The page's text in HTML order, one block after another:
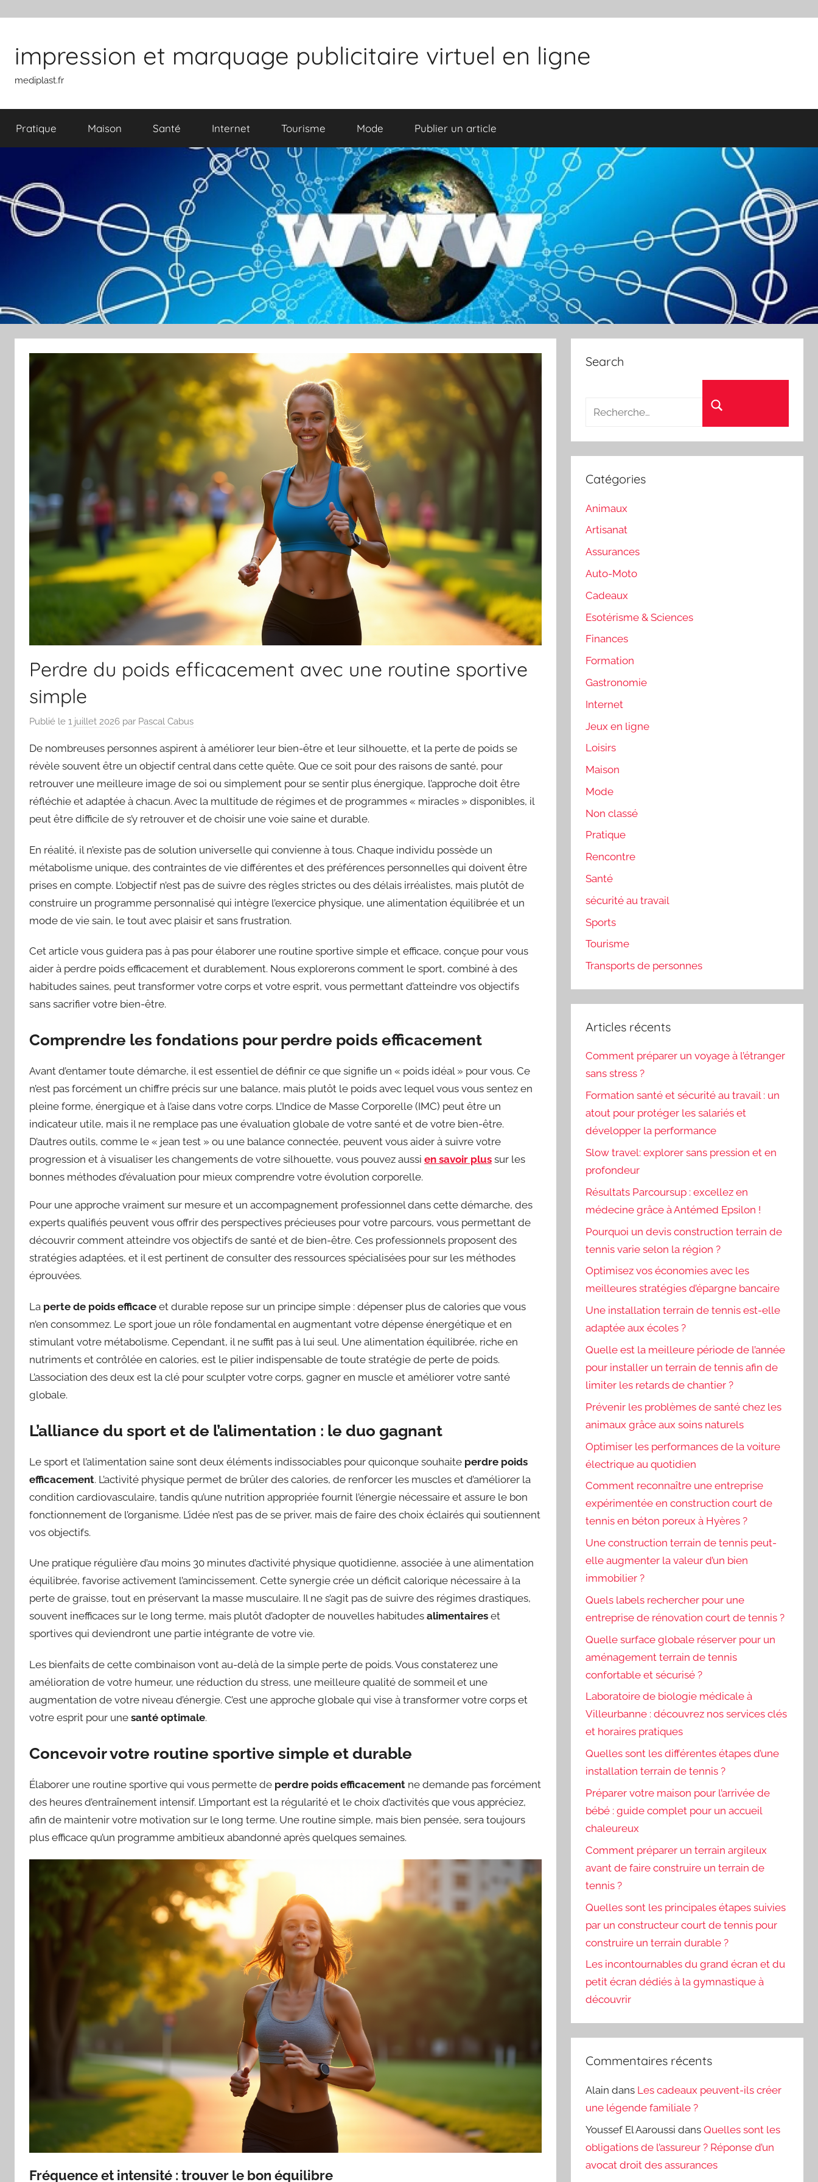
impression et marquage publicitaire virtuel en ligne
mediplast.fr
Pratique Maison Santé Internet Tourisme Mode Publier un article
Perdre du poids efficacement avec une routine sportive
simple
Publié le 1 juillet 2026 par Pascal Cabus
De nombreuses personnes aspirent à améliorer leur bien-être et leur silhouette, et la perte de poids se
révèle souvent être un objectif central dans cette quête. Que ce soit pour des raisons de santé, pour
retrouver une meilleure image de soi ou simplement pour se sentir plus énergique, l’approche doit être
réfléchie et adaptée à chacun. Avec la multitude de régimes et de programmes « miracles » disponibles, il
peut être difficile de s’y retrouver et de choisir une voie saine et durable.
En réalité, il n’existe pas de solution universelle qui convienne à tous. Chaque individu possède un
métabolisme unique, des contraintes de vie différentes et des préférences personnelles qui doivent être
prises en compte. L’objectif n’est pas de suivre des règles strictes ou des délais irréalistes, mais plutôt de
construire un programme personnalisé qui intègre l’exercice physique, une alimentation équilibrée et un
mode de vie sain, le tout avec plaisir et sans frustration.
Cet article vous guidera pas à pas pour élaborer une routine sportive simple et efficace, conçue pour vous
aider à perdre poids efficacement et durablement. Nous explorerons comment le sport, combiné à des
habitudes saines, peut transformer votre corps et votre esprit, vous permettant d’atteindre vos objectifs
sans sacrifier votre bien-être.
Comprendre les fondations pour perdre poids efficacement
Avant d’entamer toute démarche, il est essentiel de définir ce que signifie un « poids idéal » pour vous. Ce
n’est pas forcément un chiffre précis sur une balance, mais plutôt le poids avec lequel vous vous sentez en
pleine forme, énergique et à l’aise dans votre corps. L’Indice de Masse Corporelle (IMC) peut être un
indicateur utile, mais il ne remplace pas une évaluation globale de votre santé et de votre bien-être.
D’autres outils, comme le « jean test » ou une balance connectée, peuvent vous aider à suivre votre
progression et à visualiser les changements de votre silhouette, vous pouvez aussi en savoir plus sur les
bonnes méthodes d’évaluation pour mieux comprendre votre évolution corporelle.
Pour une approche vraiment sur mesure et un accompagnement professionnel dans cette démarche, des
experts qualifiés peuvent vous offrir des perspectives précieuses pour votre parcours, vous permettant de
découvrir comment atteindre vos objectifs de santé et de bien-être. Ces professionnels proposent des
stratégies adaptées, et il est pertinent de consulter des ressources spécialisées pour sur les méthodes
éprouvées.
La perte de poids efficace et durable repose sur un principe simple : dépenser plus de calories que vous
n’en consommez. Le sport joue un rôle fondamental en augmentant votre dépense énergétique et en
stimulant votre métabolisme. Cependant, il ne suffit pas à lui seul. Une alimentation équilibrée, riche en
nutriments et contrôlée en calories, est le pilier indispensable de toute stratégie de perte de poids.
L’association des deux est la clé pour sculpter votre corps, gagner en muscle et améliorer votre santé
globale.
L’alliance du sport et de l’alimentation : le duo gagnant
Le sport et l’alimentation saine sont deux éléments indissociables pour quiconque souhaite perdre poids
efficacement. L’activité physique permet de brûler des calories, de renforcer les muscles et d’améliorer la
condition cardiovasculaire, tandis qu’une nutrition appropriée fournit l’énergie nécessaire et assure le bon
fonctionnement de l’organisme. L’idée n’est pas de se priver, mais de faire des choix éclairés qui soutiennent
vos objectifs.
Une pratique régulière d’au moins 30 minutes d’activité physique quotidienne, associée à une alimentation
équilibrée, favorise activement l’amincissement. Cette synergie crée un déficit calorique nécessaire à la
perte de graisse, tout en préservant la masse musculaire. Il ne s’agit pas de suivre des régimes drastiques,
souvent inefficaces sur le long terme, mais plutôt d’adopter de nouvelles habitudes alimentaires et
sportives qui deviendront une partie intégrante de votre vie.
Les bienfaits de cette combinaison vont au-delà de la simple perte de poids. Vous constaterez une
amélioration de votre humeur, une réduction du stress, une meilleure qualité de sommeil et une
augmentation de votre niveau d’énergie. C’est une approche globale qui vise à transformer votre corps et
votre esprit pour une santé optimale.
Concevoir votre routine sportive simple et durable
Élaborer une routine sportive qui vous permette de perdre poids efficacement ne demande pas forcément
des heures d’entraînement intensif. L’important est la régularité et le choix d’activités que vous appréciez,
afin de maintenir votre motivation sur le long terme. Une routine simple, mais bien pensée, sera toujours
plus efficace qu’un programme ambitieux abandonné après quelques semaines.
Fréquence et intensité : trouver le bon équilibre
Search
Catégories
Animaux
Artisanat
Assurances
Auto-Moto
Cadeaux
Esotérisme & Sciences
Finances
Formation
Gastronomie
Internet
Jeux en ligne
Loisirs
Maison
Mode
Non classé
Pratique
Rencontre
Santé
sécurité au travail
Sports
Tourisme
Transports de personnes
Articles récents
Comment préparer un voyage à l’étranger
sans stress ?
Formation santé et sécurité au travail : un
atout pour protéger les salariés et
développer la performance
Slow travel: explorer sans pression et en
profondeur
Résultats Parcoursup : excellez en
médecine grâce à Antémed Epsilon !
Pourquoi un devis construction terrain de
tennis varie selon la région ?
Optimisez vos économies avec les
meilleures stratégies d’épargne bancaire
Une installation terrain de tennis est-elle
adaptée aux écoles ?
Quelle est la meilleure période de l’année
pour installer un terrain de tennis afin de
limiter les retards de chantier ?
Prévenir les problèmes de santé chez les
animaux grâce aux soins naturels
Optimiser les performances de la voiture
électrique au quotidien
Comment reconnaître une entreprise
expérimentée en construction court de
tennis en béton poreux à Hyères ?
Une construction terrain de tennis peut-
elle augmenter la valeur d’un bien
immobilier ?
Quels labels rechercher pour une
entreprise de rénovation court de tennis ?
Quelle surface globale réserver pour un
aménagement terrain de tennis
confortable et sécurisé ?
Laboratoire de biologie médicale à
Villeurbanne : découvrez nos services clés
et horaires pratiques
Quelles sont les différentes étapes d’une
installation terrain de tennis ?
Préparer votre maison pour l’arrivée de
bébé : guide complet pour un accueil
chaleureux
Comment préparer un terrain argileux
avant de faire construire un terrain de
tennis ?
Quelles sont les principales étapes suivies
par un constructeur court de tennis pour
construire un terrain durable ?
Les incontournables du grand écran et du
petit écran dédiés à la gymnastique à
découvrir
Commentaires récents
Alain dans Les cadeaux peuvent-ils créer
une légende familiale ?
Youssef El Aaroussi dansQuelles sont les
obligations de l’assureur ? Réponse d’un
avocat droit des assurances